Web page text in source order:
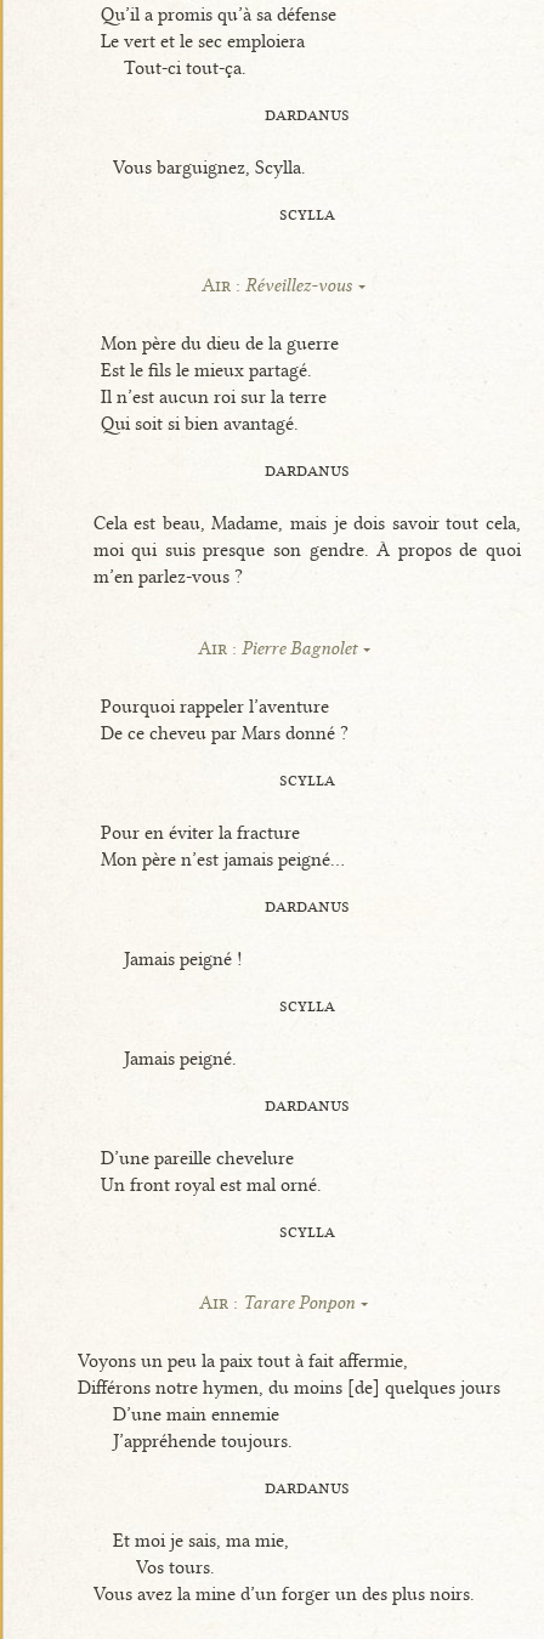
Qu’il a promis qu’à sa défense
Le vert et le sec emploiera
Tout-ci tout-ça.
dardanus
Vous barguignez, Scylla.
scylla
Air :Réveillez-vous
Mon père du dieu de la guerre
Est le fils le mieux partagé.
Il n’est aucun roi sur la terre
Qui soit si bien avantagé.
dardanus
Cela est beau, Madame, mais je dois savoir tout cela,
moi qui suis presque son gendre. À propos de quoi
m’en parlez-vous ?
Air : Pierre Bagnolet
Pourquoi rappeler l’aventure
De ce cheveu par Mars donné ?
scylla
Pour en éviter la fracture
Mon père n’est jamais peigné...
dardanus
Jamais peigné !
scylla
Jamais peigné.
dardanus
D’une pareille chevelure
Un front royal est mal orné.
scylla
Air : Tarare Ponpon
Voyons un peu la paix tout à fait affermie,
Différons notre hymen, du moins [de] quelques jours
D’une main ennemie
J’appréhende toujours.
dardanus
Et moi je sais, ma mie,
Vos tours.
Vous avez la mine d’un forger un des plus noirs.